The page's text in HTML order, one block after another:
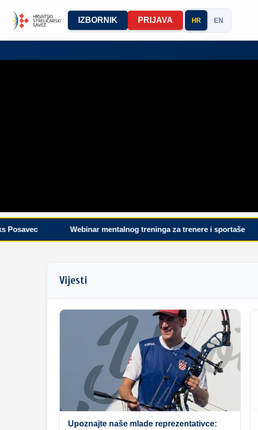
IZBORNIK PRIJAVA HR EN
Webinar mentalnog treninga za trenere i sportaše
Vijesti
Upoznajte naše mlade reprezentativce: